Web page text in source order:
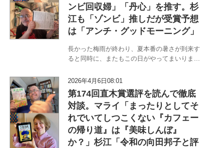
ンビ回収婦」「丹心」を推す。杉
江も「ゾンビ」推しだが受賞予想
は「アンチ・グッドモーニング」
長かった梅雨が終わり、夏本番の暑さが到来す
ると同時に、またもこの日がやってまいりまし
175回芥川・直木賞について、今回も〈職業は
ドイツ人〉マライ・メントラインと〈書評から
浪曲まで〉杉江松恋のチーム…
2026年4月6日08:01
第174回直木賞選評を読んで徹底
対談。マライ「まったりとしてそ
れでいてしつこくない『カフェー
の帰り道』は『美味しんぼ』
か？」杉江「令和の向田邦子と評